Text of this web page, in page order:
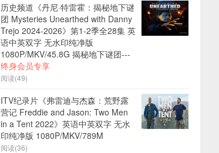
历史频道《丹尼·特雷霍：揭秘地下谜
团 Mysteries Unearthed with Danny
Trejo 2024-2026》第1-2季全28集 英
语中英双字 无水印纯净版
1080P/MKV/45.8G 揭秘地下谜团---
终身会员专享
阅读(49)
ITV纪录片《弗雷迪与杰森：荒野露
营记 Freddie and Jason: Two Men
in a Tent 2022》英语中英双字 无水
印纯净版 1080P/MKV/789M
阅读(36)